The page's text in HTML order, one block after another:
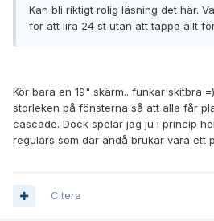
Kan bli riktigt rolig läsning det här.
för att lira 24 st utan att tappa allt
Kör bara en 19" skärm.. funkar skitbra
storleken på fönsterna så att alla får
cascade. Dock spelar jag ju i princip
regulars som där ändå brukar vara ett
Citera